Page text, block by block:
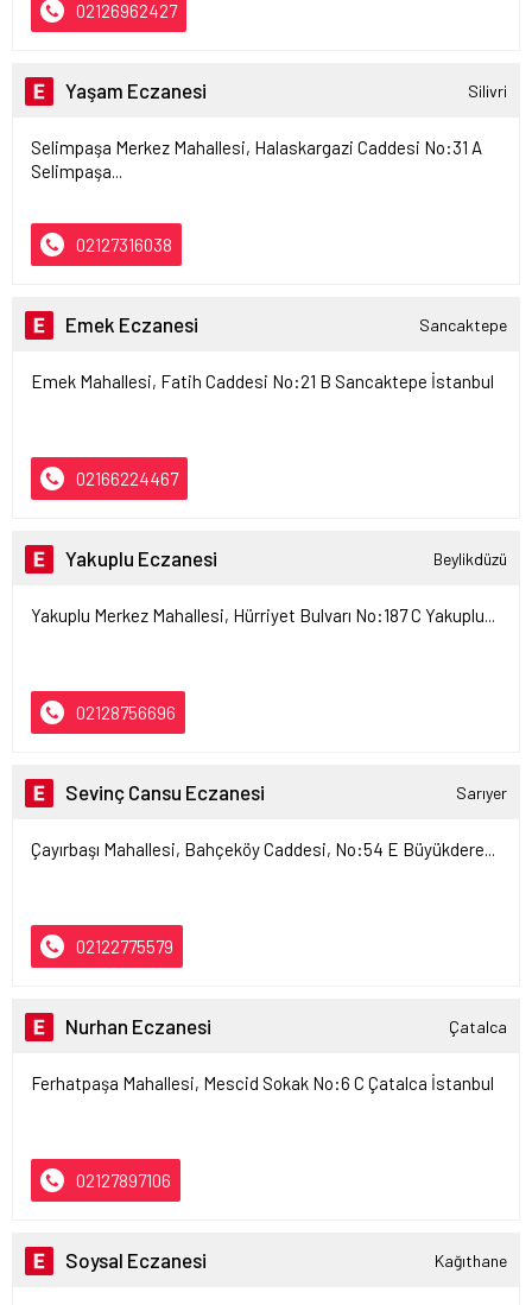
02126962427
Yaşam Eczanesi Silivri
Selimpaşa Merkez Mahallesi, Halaskargazi Caddesi No:31 A
Selimpaşa...
02127316038
Emek Eczanesi Sancaktepe
Emek Mahallesi, Fatih Caddesi No:21 B Sancaktepe İstanbul
02166224467
Yakuplu Eczanesi Beylikdüzü
Yakuplu Merkez Mahallesi, Hürriyet Bulvarı No:187 C Yakuplu...
02128756696
Sevinç Cansu Eczanesi Sarıyer
Çayırbaşı Mahallesi, Bahçeköy Caddesi, No:54 E Büyükdere...
02122775579
Nurhan Eczanesi Çatalca
Ferhatpaşa Mahallesi, Mescid Sokak No:6 C Çatalca İstanbul
02127897106
Soysal Eczanesi Kağıthane